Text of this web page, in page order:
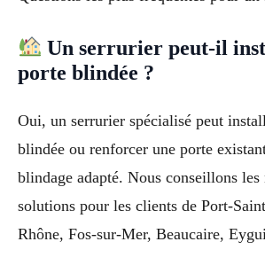
Un serrurier peut-il
porte blindée ?
Oui, un serrurier spécialisé peut
blindée ou renforcer une porte
blindage adapté. Nous conseillons
solutions pour les clients de Port-
Rhône, Fos-sur-Mer, Beaucaire,